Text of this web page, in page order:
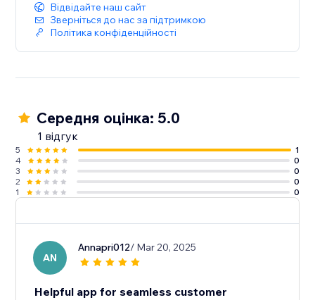
Відвідайте наш сайт
Зверніться до нас за підтримкою
Політика конфіденційності
Середня оцінка: 5.0
1 відгук
5
1
4
0
3
0
2
0
1
0
AN
Annapri012/ Mar 20, 2025
Helpful app for seamless customer